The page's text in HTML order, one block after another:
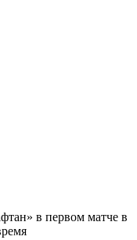
в первом матче в